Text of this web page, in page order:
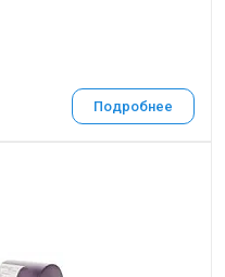
Подробнее